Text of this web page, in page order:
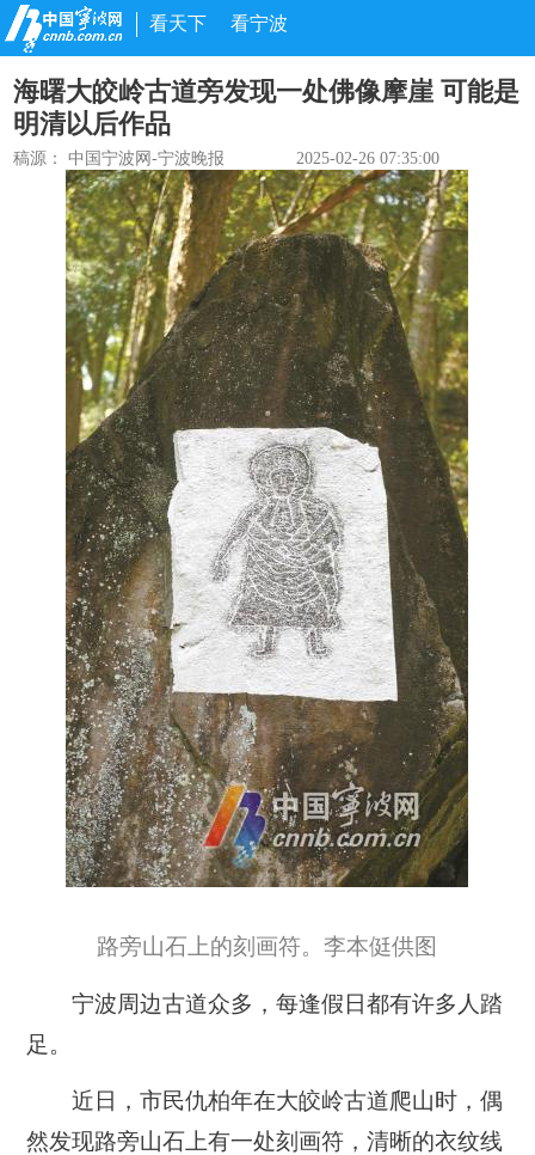
看天下 看宁波
海曙大皎岭古道旁发现一处佛像摩崖 可能是
明清以后作品
稿源：中国宁波网-宁波晚报 2025-02-26 07:35:00
路旁山石上的刻画符。李本侹供图
宁波周边古道众多，每逢假日都有许多人踏
足。
近日，市民仇柏年在大皎岭古道爬山时，偶
然发现路旁山石上有一处刻画符，清晰的衣纹线